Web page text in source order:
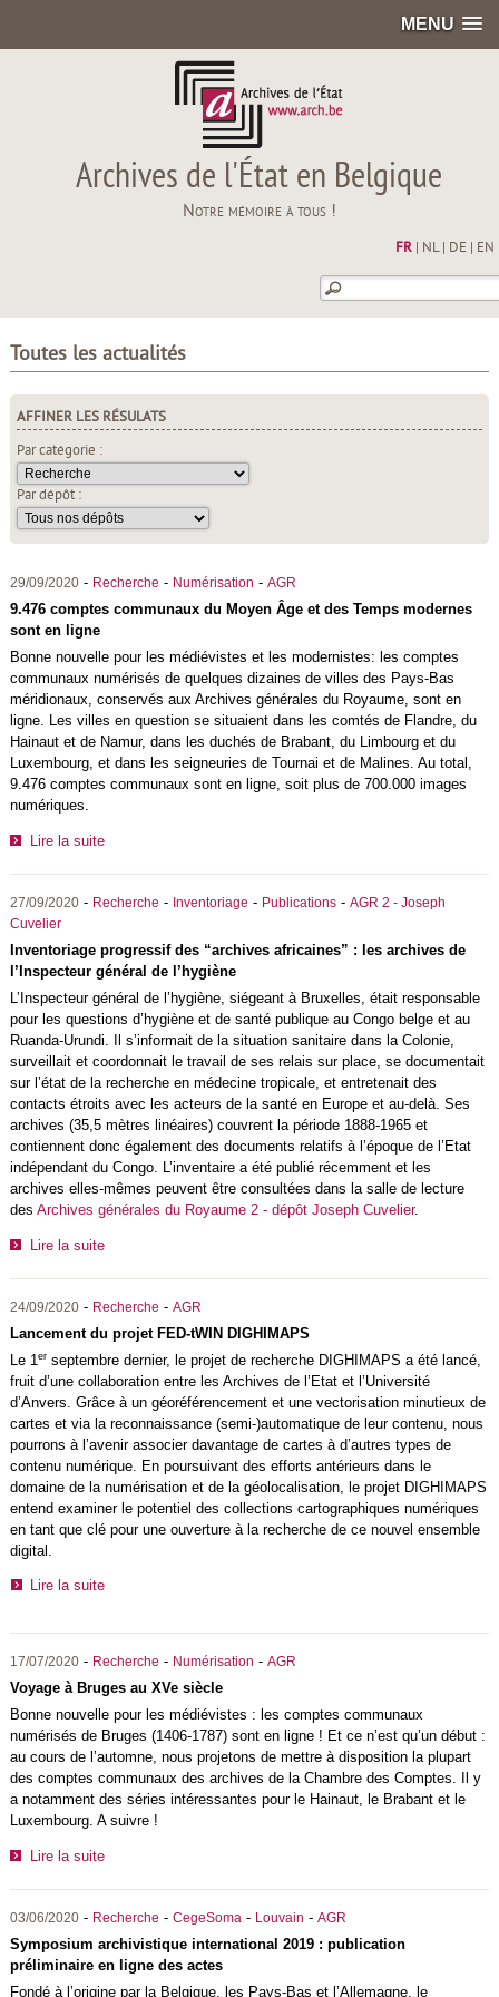
MENU
Archives de l'État en Belgique
Notre mémoire à tous !
FR| NL| DE EN
Toutes les actualités
AFFINER LES RÉSULATS
Par catégorie :
Par dépôt :
29/09/2020- Recherche - Numérisation - AGR
9.476 comptes communaux du Moyen Âge et des Temps modernes
sont en ligne
Bonne nouvelle pour les médiévistes et les modernistes: les comptes
communaux numérisés de quelques dizaines de villes des Pays-Bas
méridionaux, conservés aux Archives générales du Royaume, sont en
ligne. Les villes en question se situaient dans les comtés de Flandre, du
Hainaut et de Namur, dans les duchés de Brabant, du Limbourg et du
Luxembourg, et dans les seigneuries de Tournai et de Malines. Au total,
9.476 comptes communaux sont en ligne, soit plus de 700.000 images
numériques.
Lire la suite
27/09/2020- Recherche - Inventoriage - Publications- AGR 2 - Joseph
Cuvelier
Inventoriage progressif des “archives africaines” : les archives de
l’Inspecteur général de l’hygiène
L’Inspecteur général de l’hygiène, siégeant à Bruxelles, était responsable
pour les questions d’hygiène et de santé publique au Congo belge et au
Ruanda-Urundi. Il s’informait de la situation sanitaire dans la Colonie,
surveillait et coordonnait le travail de ses relais sur place, se documentait
sur l’état de la recherche en médecine tropicale, et entretenait des
contacts étroits avec les acteurs de la santé en Europe et au-delà. Ses
archives (35,5 mètres linéaires) couvrent la période 1888-1965 et
contiennent donc également des documents relatifs à l’époque de l’Etat
indépendant du Congo. L’inventaire a été publié récemment et les
archives elles-mêmes peuvent être consultées dans la salle de lecture
des Archives générales du Royaume 2 - dépôt Joseph Cuvelier.
Lire la suite
24/09/2020- Recherche - AGR
Lancement du projet FED-tWIN DIGHIMAPS
Le 1 erseptembre dernier, le projet de recherche DIGHIMAPS a été lancé,
fruit d’une collaboration entre les Archives de l’Etat et l’Université
d’Anvers. Grâce à un géoréférencement et une vectorisation minutieux de
cartes et via la reconnaissance (semi-)automatique de leur contenu, nous
pourrons à l’avenir associer davantage de cartes à d’autres types de
contenu numérique. En poursuivant des efforts antérieurs dans le
domaine de la numérisation et de la géolocalisation, le projet DIGHIMAPS
entend examiner le potentiel des collections cartographiques numériques
en tant que clé pour une ouverture à la recherche de ce nouvel ensemble
digital.
Lire la suite
17/07/2020- Recherche - Numérisation - AGR
Voyage à Bruges au XVe siècle
Bonne nouvelle pour les médiévistes : les comptes communaux
numérisés de Bruges (1406-1787) sont en ligne ! Et ce n’est qu’un début :
au cours de l’automne, nous projetons de mettre à disposition la plupart
des comptes communaux des archives de la Chambre des Comptes. Il y
a notamment des séries intéressantes pour le Hainaut, le Brabant et le
Luxembourg. A suivre !
Lire la suite
03/06/2020- Recherche - CegeSoma - Louvain - AGR
Symposium archivistique international 2019 : publication
préliminaire en ligne des actes
Fondé à l’origine par la Belgique, les Pays-Bas et l’Allemagne, le